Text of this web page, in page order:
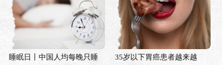
睡眠日丨中国人均每晚只睡
35岁以下胃癌患者越来越